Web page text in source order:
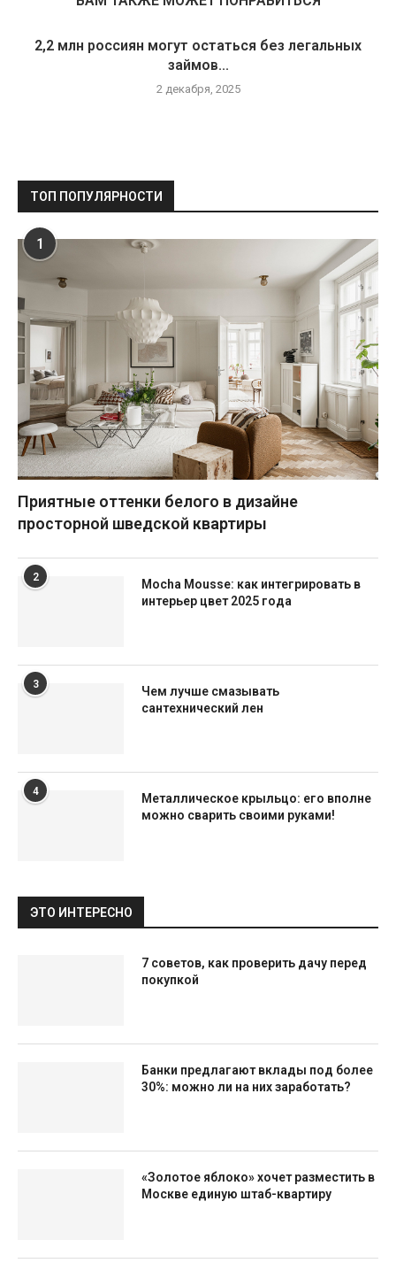
2,2 млн россиян могут остаться без легальных
займов...
2 декабря, 2025
ТОП ПОПУЛЯРНОСТИ
1
Приятные оттенки белого в дизайне
просторной шведской квартиры
2
Mocha Mousse: как интегрировать в
интерьер цвет 2025 года
3
Чем лучше смазывать
сантехнический лен
4
Металлическое крыльцо: его вполне
можно сварить своими руками!
ЭТО ИНТЕРЕСНО
7 советов, как проверить дачу перед
покупкой
Банки предлагают вклады под более
30%: можно ли на них заработать?
«Золотое яблоко» хочет разместить в
Москве единую штаб-квартиру